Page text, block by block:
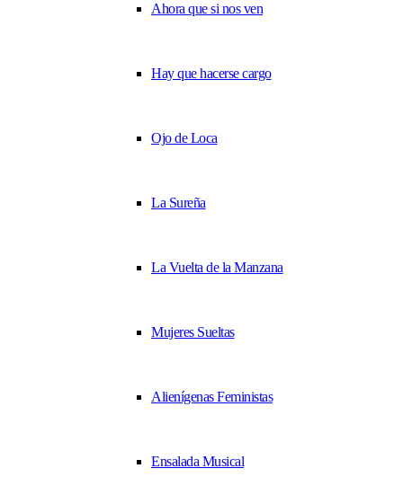
Ahora que si nos ven
Hay que hacerse cargo
Ojo de Loca
La Sureña
La Vuelta de la Manzana
Mujeres Sueltas
Alienígenas Feministas
Ensalada Musical